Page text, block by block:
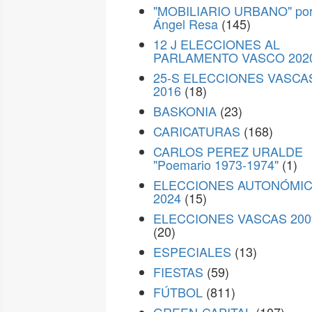
"MOBILIARIO URBANO"
Ángel Resa (145)
12 J ELECCIONES AL
PARLAMENTO VASCO
25-S ELECCIONES
2016 (18)
BASKONIA (23)
CARICATURAS (168)
CARLOS PEREZ URALDE
"Poemario 1973-1974" (1)
ELECCIONES
2024 (15)
ELECCIONES VASCAS
(20)
ESPECIALES (13)
FIESTAS (59)
FÚTBOL (811)